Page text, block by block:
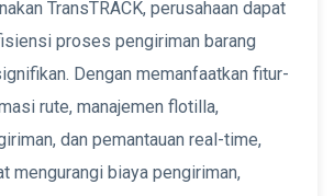
TransTRACK, perusahaan dapat
proses pengiriman barang
Dengan memanfaatkan fitur-
rute, manajemen flotilla,
dan pemantauan real-time,
mengurangi biaya pengiriman,